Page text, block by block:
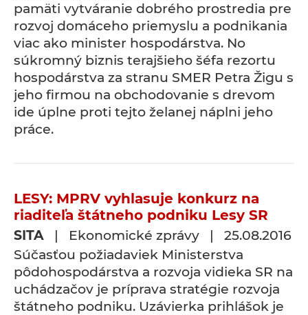
pamäti vytváranie dobrého prostredia pre
rozvoj domáceho priemyslu a podnikania
viac ako minister hospodárstva. No
súkromný biznis terajšieho šéfa rezortu
hospodárstva za stranu SMER Petra Žigu s
jeho firmou na obchodovanie s drevom
ide úplne proti tejto želanej náplni jeho
práce.
LESY: MPRV vyhlasuje konkurz na
riaditeľa štátneho podniku Lesy SR
SITA | Ekonomické zprávy | 25.08.2016
Súčasťou požiadaviek Ministerstva
pôdohospodárstva a rozvoja vidieka SR na
uchádzačov je príprava stratégie rozvoja
štátneho podniku. Uzávierka prihlášok je